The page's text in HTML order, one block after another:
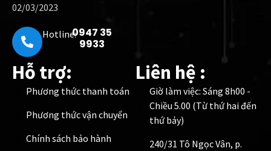
02/03/2023
Hotline:0947 35
9933
Hỗ trợ:
Phương thức thanh toán
Phương thức vận chuyển
Chính sách bảo hành
Liên hệ :
Giờ làm việc: Sáng 8h00 -
Chiều 5.00 (Từ thứ hai đến
thứ bảy)
240/31 Tô Ngọc Vân, p.